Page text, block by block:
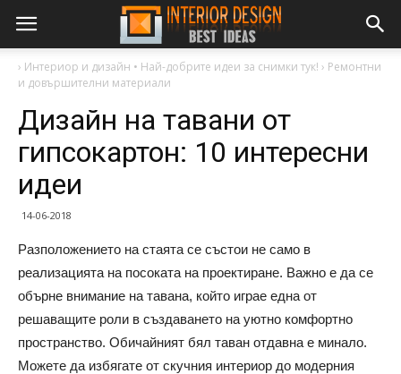
› Интериор и дизайн • Най-добрите идеи за снимки тук! › Ремонтни
и довършителни материали
Дизайн на тавани от
гипсокартон: 10 интересни
идеи
14-06-2018
Разположението на стаята се състои не само в
реализацията на посоката на проектиране. Важно е да се
обърне внимание на тавана, който играе една от
решаващите роли в създаването на уютно комфортно
пространство. Обичайният бял таван отдавна е минало.
Можете да избягате от скучния интериор до модерния